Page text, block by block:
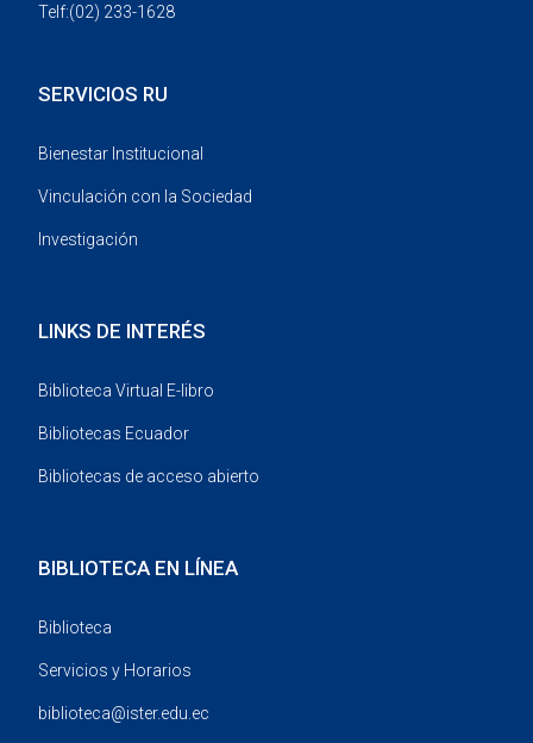
Telf:(02) 233-1628
SERVICIOS RU
Bienestar Institucional
Vinculación con la Sociedad
Investigación
LINKS DE INTERÉS
Biblioteca Virtual E-libro
Bibliotecas Ecuador
Bibliotecas de acceso abierto
BIBLIOTECA EN LÍNEA
Biblioteca
Servicios y Horarios
biblioteca@ister.edu.ec